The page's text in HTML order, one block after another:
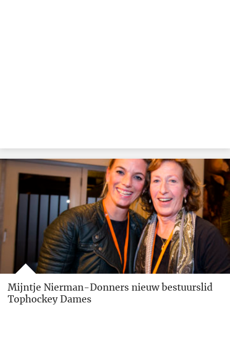
Mijntje Nierman-Donners nieuw bestuurslid
Tophockey Dames